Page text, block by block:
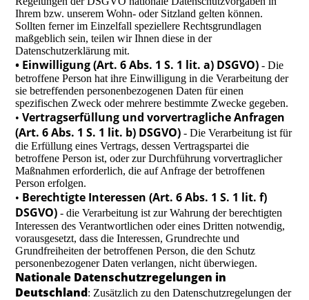
Ihrem bzw. unserem Wohn- oder Sitzland gelten können.
Sollten ferner im Einzelfall speziellere Rechtsgrundlagen
maßgeblich sein, teilen wir Ihnen diese in der
Datenschutzerklärung mit.
• Einwilligung (Art. 6 Abs. 1 S. 1 lit. a) DSGVO) - Die
betroffene Person hat ihre Einwilligung in die Verarbeitung der
sie betreffenden personenbezogenen Daten für einen
spezifischen Zweck oder mehrere bestimmte Zwecke gegeben.
• Vertragserfüllung und vorvertragliche Anfragen
(Art. 6 Abs. 1 S. 1 lit. b) DSGVO) - Die Verarbeitung ist für
die Erfüllung eines Vertrags, dessen Vertragspartei die
betroffene Person ist, oder zur Durchführung vorvertraglicher
Maßnahmen erforderlich, die auf Anfrage der betroffenen
Person erfolgen.
• Berechtigte Interessen (Art. 6 Abs. 1 S. 1 lit. f)
DSGVO) - die Verarbeitung ist zur Wahrung der berechtigten
Interessen des Verantwortlichen oder eines Dritten notwendig,
vorausgesetzt, dass die Interessen, Grundrechte und
Grundfreiheiten der betroffenen Person, die den Schutz
personenbezogener Daten verlangen, nicht überwiegen.
Nationale Datenschutzregelungen in
Deutschland: Zusätzlich zu den Datenschutzregelungen der